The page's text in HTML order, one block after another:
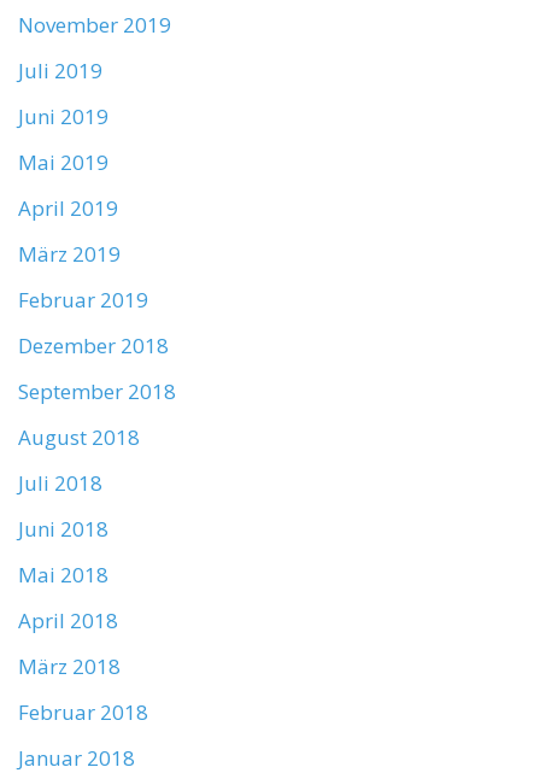
November 2019
Juli 2019
Juni 2019
Mai 2019
April 2019
März 2019
Februar 2019
Dezember 2018
September 2018
August 2018
Juli 2018
Juni 2018
Mai 2018
April 2018
März 2018
Februar 2018
Januar 2018